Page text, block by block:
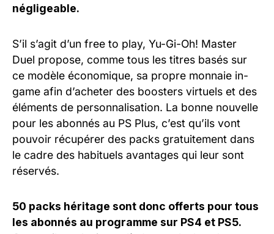
négligeable.
S’il s’agit d’un free to play, Yu-Gi-Oh! Master
Duel propose, comme tous les titres basés sur
ce modèle économique, sa propre monnaie in-
game afin d’acheter des boosters virtuels et des
éléments de personnalisation. La bonne nouvelle
pour les abonnés au PS Plus, c’est qu’ils vont
pouvoir récupérer des packs gratuitement dans
le cadre des habituels avantages qui leur sont
réservés.
50 packs héritage sont donc offerts pour tous
les abonnés au programme sur PS4 et PS5.